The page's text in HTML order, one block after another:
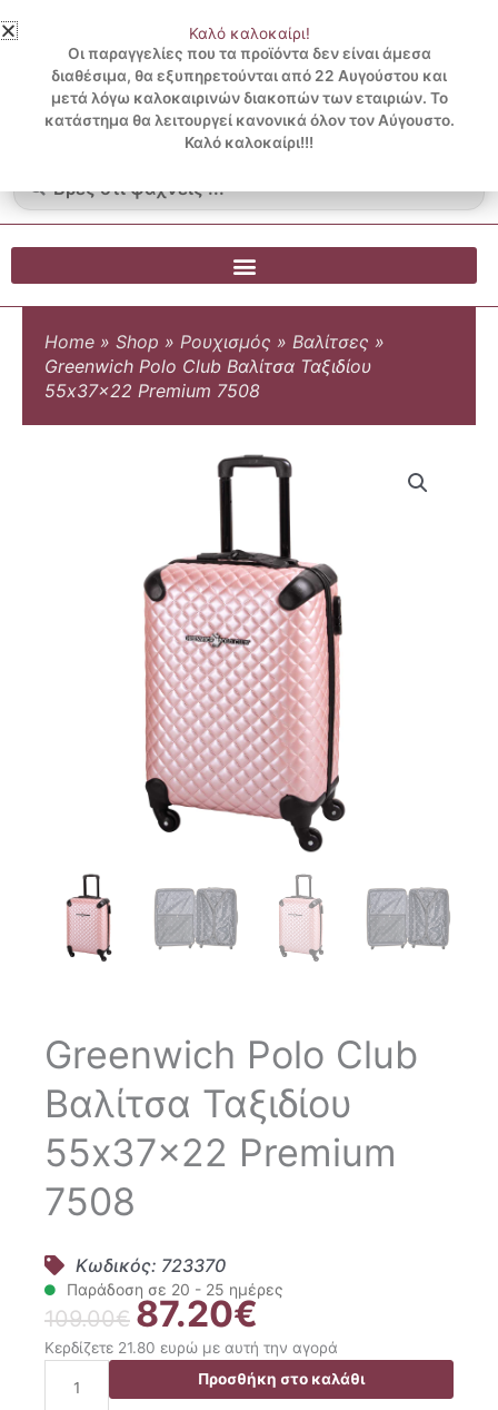
στο
περιεχόμενο
3 ΔΟΣΕΙΣ ΧΩΡΙΣ ΠΙΣΤΩΤΙΚΗ ΜΕ KLARNA
...
Λογαριασμός
Blog
0.00€
0
Cart
Home » Shop » Ρουχισμός » Βαλίτσες »
Greenwich Polo Club Βαλίτσα Ταξιδίου
55x37x22 Premium 7508
Greenwich Polo Club
Βαλίτσα Ταξιδίου
55x37x22 Premium
7508
Κωδικός: 723370
Παράδοση σε 20 - 25 ημέρες
109.00€ Original
price
was:
109.00€.
87.20€
τρέχουσα
τιμή
είναι:
Κερδίζετε 21.80 ευρώ με αυτή την αγορά
Προσθήκη στο καλάθι
Καλό καλοκαίρι!
Οι παραγγελίες που τα προϊόντα δεν είναι άμεσα
διαθέσιμα, θα εξυπηρετούνται από 22 Αυγούστου και
μετά λόγω καλοκαιρινών διακοπών των εταιριών. Το
κατάστημα θα λειτουργεί κανονικά όλον τον Αύγουστο.
Καλό καλοκαίρι!!!